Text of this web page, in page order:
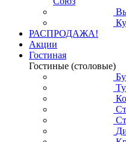
РАСПРОДАЖА!
Акции
Гостиная
Гостиные (столовые)